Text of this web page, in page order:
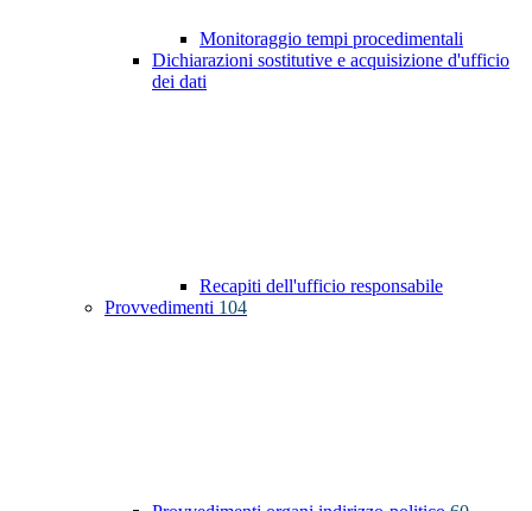
Monitoraggio tempi procedimentali
Dichiarazioni sostitutive e acquisizione d'ufficio
dei dati
Recapiti dell'ufficio responsabile
Provvedimenti 104